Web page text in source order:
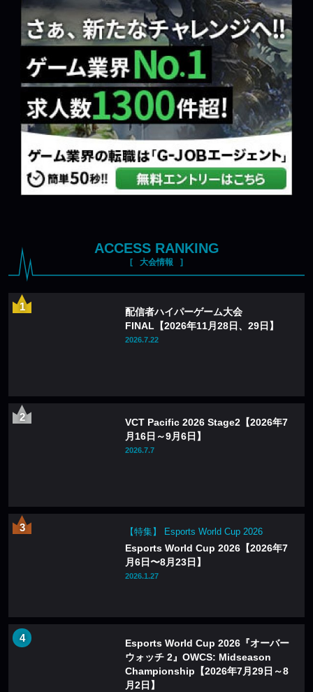
ACCESS RANKING
大会情報
配信者ハイパーゲーム大会
FINAL【2026年11月28日、29日】
2026.7.22
VCT Pacific 2026 Stage2【2026年7
月16日～9月6日】
2026.7.7
【特集】 Esports World Cup 2026
Esports World Cup 2026【2026年7
月6日〜8月23日】
2026.1.27
Esports World Cup 2026『オーバー
ウォッチ 2』OWCS: Midseason
Championship【2026年7月29日～8
月2日】